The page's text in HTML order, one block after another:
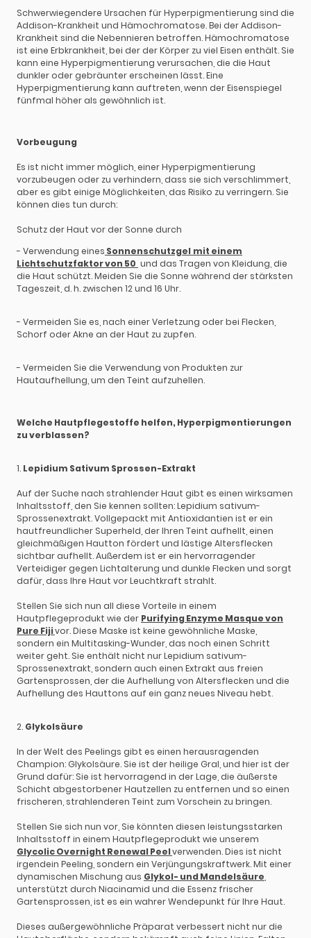
Schwerwiegendere Ursachen für Hyperpigmentierung sind die
Addison-Krankheit und Hämochromatose. Bei der Addison-
Krankheit sind die Nebennieren betroffen. Hämochromatose
ist eine Erbkrankheit, bei der der Körper zu viel Eisen enthält. Sie
kann eine Hyperpigmentierung verursachen, die die Haut
dunkler oder gebräunter erscheinen lässt. Eine
Hyperpigmentierung kann auftreten, wenn der Eisenspiegel
fünfmal höher als gewöhnlich ist.
Vorbeugung
Es ist nicht immer möglich, einer Hyperpigmentierung
vorzubeugen oder zu verhindern, dass sie sich verschlimmert,
aber es gibt einige Möglichkeiten, das Risiko zu verringern. Sie
können dies tun durch:
Schutz der Haut vor der Sonne durch
- Verwendung eines Sonnenschutzgel mit einem
Lichtschutzfaktor von 50 und das Tragen von Kleidung, die
die Haut schützt. Meiden Sie die Sonne während der stärksten
Tageszeit, d. h. zwischen 12 und 16 Uhr.
- Vermeiden Sie es, nach einer Verletzung oder bei Flecken,
Schorf oder Akne an der Haut zu zupfen.
- Vermeiden Sie die Verwendung von Produkten zur
Hautaufhellung, um den Teint aufzuhellen.
Welche Hautpflegestoffe helfen, Hyperpigmentierungen
zu verblassen?
1. Lepidium Sativum Sprossen-Extrakt
Auf der Suche nach strahlender Haut gibt es einen wirksamen
Inhaltsstoff, den Sie kennen sollten: Lepidium sativum-
Sprossenextrakt. Vollgepackt mit Antioxidantien ist er ein
hautfreundlicher Superheld, der Ihren Teint aufhellt, einen
gleichmäßigen Hautton fördert und lästige Altersflecken
sichtbar aufhellt. Außerdem ist er ein hervorragender
Verteidiger gegen Lichtalterung und dunkle Flecken und sorgt
dafür, dass Ihre Haut vor Leuchtkraft strahlt.
Stellen Sie sich nun all diese Vorteile in einem
Hautpflegeprodukt wie der Purifying Enzyme Masque von
Pure Fijivor. Diese Maske ist keine gewöhnliche Maske,
sondern ein Multitasking-Wunder, das noch einen Schritt
weiter geht. Sie enthält nicht nur Lepidium sativum-
Sprossenextrakt, sondern auch einen Extrakt aus freien
Gartensprossen, der die Aufhellung von Altersflecken und die
Aufhellung des Hauttons auf ein ganz neues Niveau hebt.
2. Glykolsäure
In der Welt des Peelings gibt es einen herausragenden
Champion: Glykolsäure. Sie ist der heilige Gral, und hier ist der
Grund dafür: Sie ist hervorragend in der Lage, die äußerste
Schicht abgestorbener Hautzellen zu entfernen und so einen
frischeren, strahlenderen Teint zum Vorschein zu bringen.
Stellen Sie sich nun vor, Sie könnten diesen leistungsstarken
Inhaltsstoff in einem Hautpflegeprodukt wie unserem
Glycolic Overnight Renewal Peelverwenden. Dies ist nicht
irgendein Peeling, sondern ein Verjüngungskraftwerk. Mit einer
dynamischen Mischung aus Glykol- und Mandelsäure
unterstützt durch Niacinamid und die Essenz frischer
Gartensprossen, ist es ein wahrer Wendepunkt für Ihre Haut.
Dieses außergewöhnliche Präparat verbessert nicht nur die